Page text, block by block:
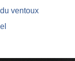
ventoux